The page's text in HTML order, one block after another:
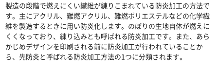
製造の段階で燃えにくい繊維が練りこまれている防炎加工の方法で
す。主にアクリル、難燃アクリル、難燃ポリエステルなどの化学繊
維を製造するときに用い防炎化します。のぼりの生地自体が燃えに
くくなっており、練り込みとも呼ばれる防炎加工です。また、あら
かじめデザインを印刷される前に防炎加工が行われていることか
ら、先防炎と呼ばれる防炎加工方法の1つに分類されます。